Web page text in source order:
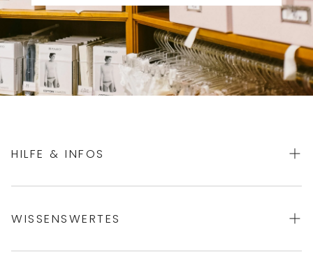
HILFE & INFOS
Datenschutz
Impressum
WISSENSWERTES